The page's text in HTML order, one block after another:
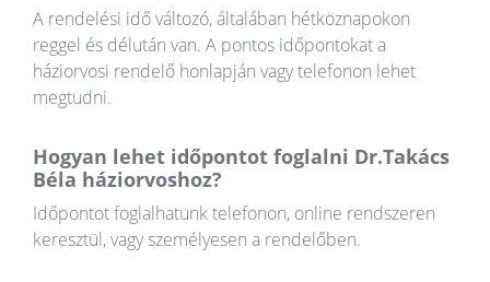
A rendelési idő változó, általában hétköznapokon
reggel és délután van. A pontos időpontokat a
háziorvosi rendelő honlapján vagy telefonon lehet
megtudni.
Hogyan lehet időpontot foglalni Dr.Takács
Béla háziorvoshoz?
Időpontot foglalhatunk telefonon, online rendszeren
keresztül, vagy személyesen a rendelőben.